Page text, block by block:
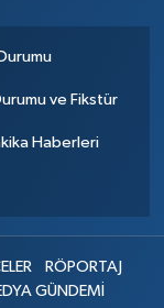
ve Fikstür
Haberleri
RÖPORTAJ
GÜNDEMİ